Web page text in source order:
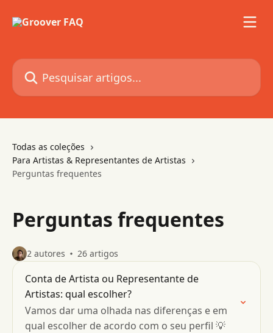
Pesquisar artigos...
Todas as coleções
Para Artistas & Representantes de Artistas
Perguntas frequentes
Perguntas frequentes
2 autores 26 artigos
Conta de Artista ou Representante de
Artistas: qual escolher?
Vamos dar uma olhada nas diferenças e em
qual escolher de acordo com o seu perfil 💡